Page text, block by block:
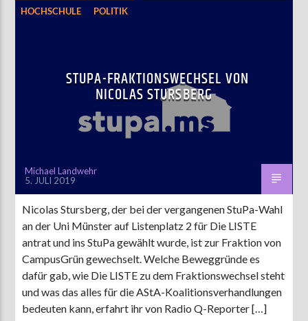
HOCHSCHULE POLITIK
STUPA-FRAKTIONSWECHSEL VON
NICOLAS STURSBERG
Michael Landwehr
5. JULI 2019
Nicolas Stursberg, der bei der vergangenen StuPa-Wahl
an der Uni Münster auf Listenplatz 2 für Die LISTE
antrat und ins StuPa gewählt wurde, ist zur Fraktion von
CampusGrün gewechselt. Welche Beweggründe es
dafür gab, wie Die LISTE zu dem Fraktionswechsel steht
und was das alles für die AStA-Koalitionsverhandlungen
bedeuten kann, erfahrt ihr von Radio Q-Reporter […]